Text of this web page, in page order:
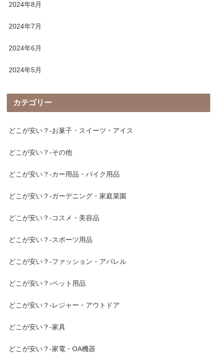
2024年8月
2024年7月
2024年6月
2024年5月
カテゴリー
どこが安い？-お菓子・スイーツ・アイス
どこが安い？-その他
どこが安い？-カー用品・バイク用品
どこが安い？-ガーデニング・家庭菜園
どこが安い？-コスメ・美容品
どこが安い？-スポーツ用品
どこが安い？-ファッション・アパレル
どこが安い？-ペット用品
どこが安い？-レジャー・アウトドア
どこが安い？-家具
どこが安い？-家電・OA機器